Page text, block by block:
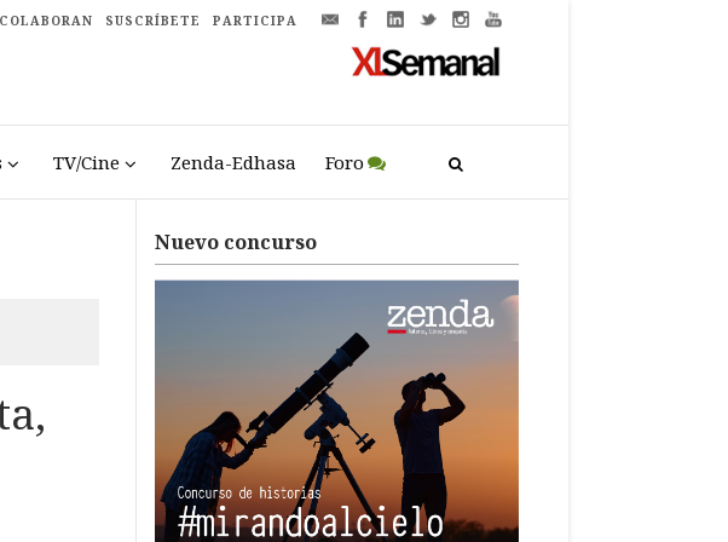
COLABORAN SUSCRÍBETE PARTICIPA
TV/Cine Zenda-Edhasa Foro
Nuevo concurso